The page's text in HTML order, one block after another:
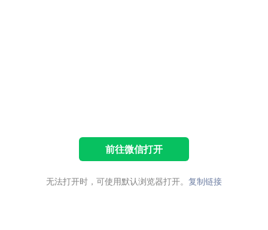
前往微信打开
无法打开时，可使用默认浏览器打开。 复制链接